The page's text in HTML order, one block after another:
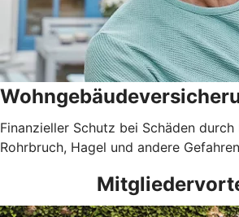
Finanzieller Schutz bei Schäden durch
Rohrbruch, Hagel und andere Gefahren